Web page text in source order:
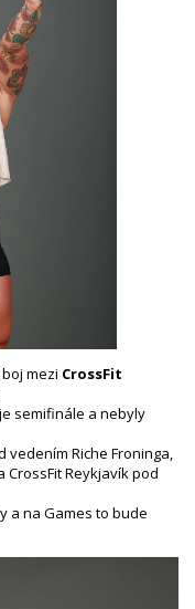
mezi CrossFit
semifinále a nebyly
vedením Riche Froninga,
Reykjavík pod
a na Games to bude